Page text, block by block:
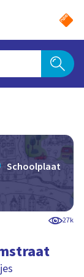
Schoolplaat
27k